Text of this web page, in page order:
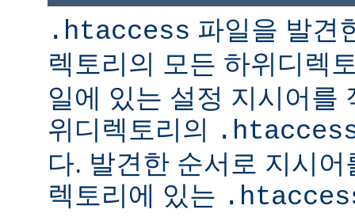
.htaccess 파일을 발견
렉토리의 모든 하위디렉
일에 있는 설정 지시어를
위디렉토리의
다. 발견한 순서로 지시
렉토리에 있는